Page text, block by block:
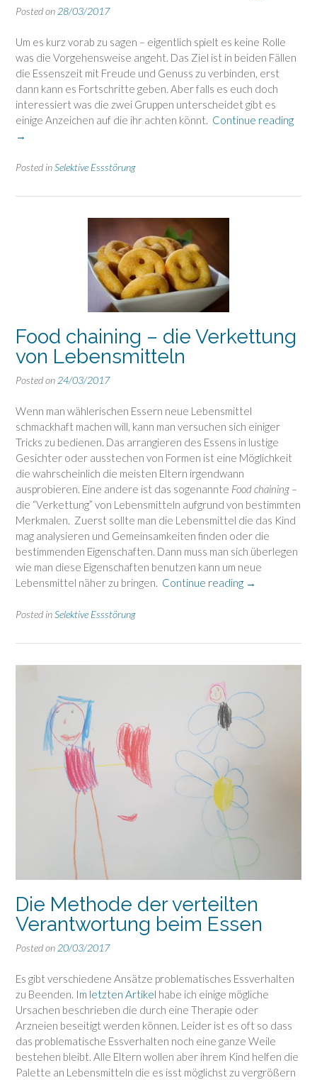
Posted on 28/03/2017
Um es kurz vorab zu sagen – eigentlich spielt es keine Rolle
was die Vorgehensweise angeht. Das Ziel ist in beiden Fällen
die Essenszeit mit Freude und Genuss zu verbinden, erst
dann kann es Fortschritte geben. Aber falls es euch doch
interessiert was die zwei Gruppen unterscheidet gibt es
einige Anzeichen auf die ihr achten könnt. Continue reading“Nur
→
Posted inSelektive Essstörung
Food chaining – die Verkettung
von Lebensmitteln
Posted on 24/03/2017
Wenn man wählerischen Essern neue Lebensmittel
schmackhaft machen will, kann man versuchen sich einiger
Tricks zu bedienen. Das arrangieren des Essens in lustige
Gesichter oder ausstechen von Formen ist eine Möglichkeit
die wahrscheinlich die meisten Eltern irgendwann
ausprobieren. Eine andere ist das sogenannte Food chaining –
die “Verkettung” von Lebensmitteln aufgrund von bestimmten
Merkmalen. Zuerst sollte man die Lebensmittel die das Kind
mag analysieren und Gemeinsamkeiten finden oder die
bestimmenden Eigenschaften. Dann muss man sich überlegen
wie man diese Eigenschaften benutzen kann um neue
Lebensmittel näher zu bringen. Continue reading “Food
Verkettung
→
Posted inSelektive Essstörung
Die Methode der verteilten
Verantwortung beim Essen
Posted on 20/03/2017
Es gibt verschiedene Ansätze problematisches Essverhalten
zu Beenden. Im letzten Artikel habe ich einige mögliche
Ursachen beschrieben die durch eine Therapie oder
Arzneien beseitigt werden können. Leider ist es oft so dass
das problematische Essverhalten noch eine ganze Weile
bestehen bleibt. Alle Eltern wollen aber ihrem Kind helfen die
Palette an Lebensmitteln die es isst möglichst zu vergrößern